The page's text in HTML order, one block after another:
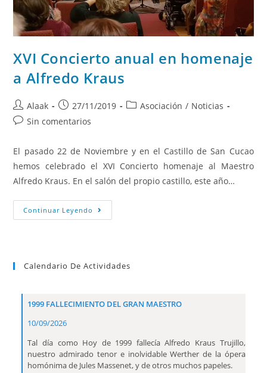
XVI Concierto anual en homenaje
a Alfredo Kraus
Alaak 27/11/2019 Asociación / Noticias
Sin comentarios
El pasado 22 de Noviembre y en el Castillo de San Cucao
hemos celebrado el XVI Concierto homenaje al Maestro
Alfredo Kraus. En el salón del propio castillo, este año…
Continuar Leyendo
Calendario De Actividades
1999 FALLECIMIENTO DEL GRAN MAESTRO
10/09/2026
Tal día como Hoy de 1999 fallecía Alfredo Kraus Trujillo,
nuestro admirado tenor e inolvidable Werther de la ópera
homónima de Jules Massenet, y de otros muchos papeles.